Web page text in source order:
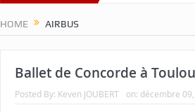
HOME AIRBUS
Ballet de Concorde à
Posted By: Keven JOUBERT on: décembre